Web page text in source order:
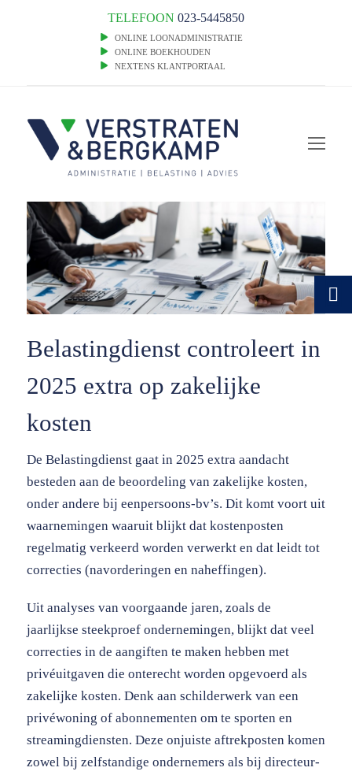
TELEFOON 023-5445850
ONLINE LOONADMINISTRATIE
ONLINE BOEKHOUDEN
NEXTENS KLANTPORTAAL
Belastingdienst controleert in
2025 extra op zakelijke
kosten
De Belastingdienst gaat in 2025 extra aandacht
besteden aan de beoordeling van zakelijke kosten,
onder andere bij eenpersoons-bv’s. Dit komt voort uit
waarnemingen waaruit blijkt dat kostenposten
regelmatig verkeerd worden verwerkt en dat leidt tot
correcties (navorderingen en naheffingen).
Uit analyses van voorgaande jaren, zoals de
jaarlijkse steekproef ondernemingen, blijkt dat veel
correcties in de aangiften te maken hebben met
privéuitgaven die onterecht worden opgevoerd als
zakelijke kosten. Denk aan schilderwerk van een
privéwoning of abonnementen om te sporten en
streamingdiensten. Deze onjuiste aftrekposten komen
zowel bij zelfstandige ondernemers als bij directeur-